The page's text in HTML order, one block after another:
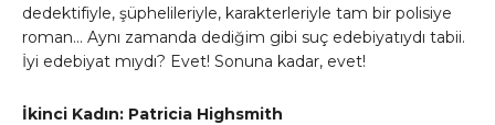
dedektifiyle, şüphelileriyle, karakterleriyle tam bir polisiye
roman… Aynı zamanda dediğim gibi suç edebiyatıydı tabii.
İyi edebiyat mıydı? Evet! Sonuna kadar, evet!
İkinci Kadın: Patricia Highsmith